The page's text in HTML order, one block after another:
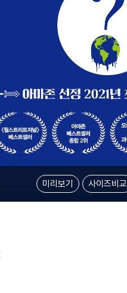
미리보기 사이즈비교